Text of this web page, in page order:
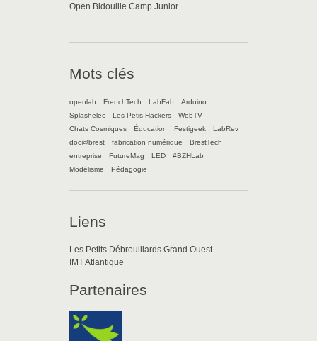
Open Bidouille Camp Junior
Mots clés
openlab FrenchTech LabFab
Arduino
Splashelec
Les Petis Hackers
WebTV
Chats Cosmiques
Éducation Festigeek
LabRev
doc@brest
fabrication numérique
BrestTech
entreprise
FutureMag LED
#BZHLab
Modélisme
Pédagogie
Liens
Les Petits Débrouillards Grand Ouest
IMT Atlantique
Partenaires